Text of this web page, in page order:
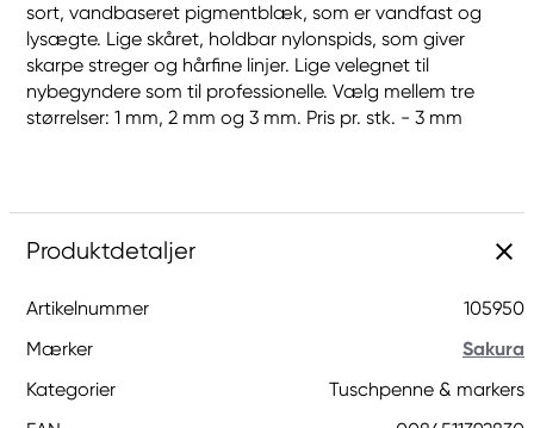
sort, vandbaseret pigmentblæk, som er vandfast og
lysægte. Lige skåret, holdbar nylonspids, som giver
skarpe streger og hårfine linjer. Lige velegnet til
nybegyndere som til professionelle. Vælg mellem tre
størrelser: 1 mm, 2 mm og 3 mm. Pris pr. stk. - 3 mm
Produktdetaljer
Artikelnummer
105950
Mærker
Sakura
Kategorier
Tuschpenne & markers